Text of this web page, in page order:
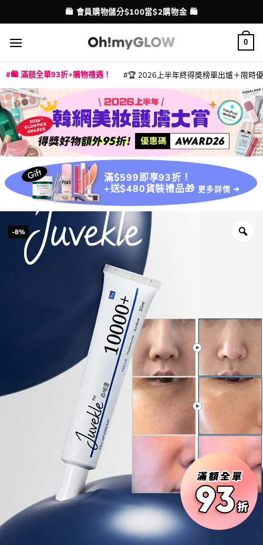
to
content
配送港澳
💳 支援消費券、FPS、八達通、PAYME、信用卡付款
0
🛍️ 滿額全單93折+購物禮遇！ 🏆 2026上半年終得奬榜單出爐＋限時
滿$599即享93折！
+送$480貨裝禮品🎁 更多詳情 ➜
-8%